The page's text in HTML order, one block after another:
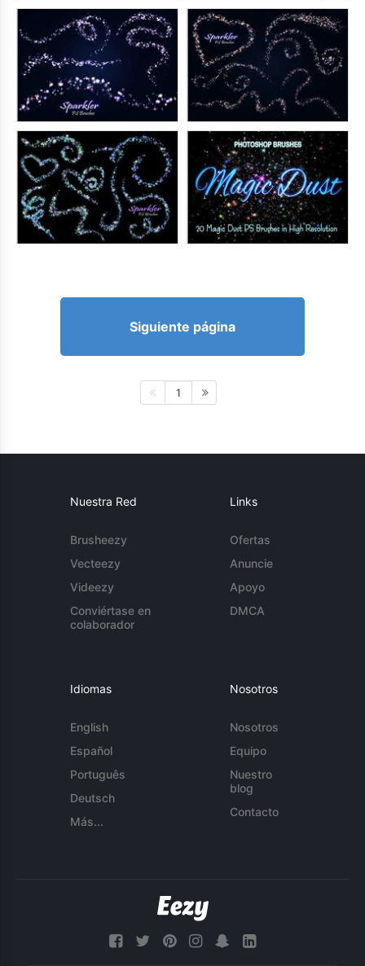
Siguiente página
1
Nuestra Red
Brusheezy
Vecteezy
Videezy
Conviértase en
colaborador
Links
Ofertas
Anuncie
Apoyo
DMCA
Idiomas
English
Español
Português
Deutsch
Más...
Nosotros
Nosotros
Equipo
Nuestro
blog
Contacto